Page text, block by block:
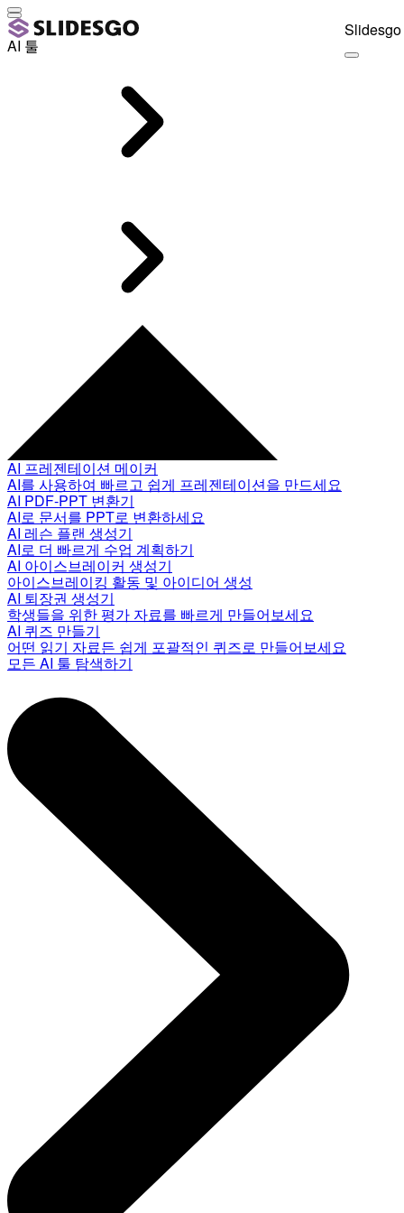
AI 툴
AI 프레젠테이션 메이커
AI를 사용하여 빠르고 쉽게 프레젠테이션을 만드세요
AI PDF-PPT 변환기
AI로 문서를 PPT로 변환하세요
AI 레슨 플랜 생성기
AI로 더 빠르게 수업 계획하기
AI 아이스브레이커 생성기
아이스브레이킹 활동 및 아이디어 생성
AI 퇴장권 생성기
학생들을 위한 평가 자료를 빠르게 만들어보세요
AI 퀴즈 만들기
어떤 읽기 자료든 쉽게 포괄적인 퀴즈로 만들어보세요
모든 AI 툴 탐색하기